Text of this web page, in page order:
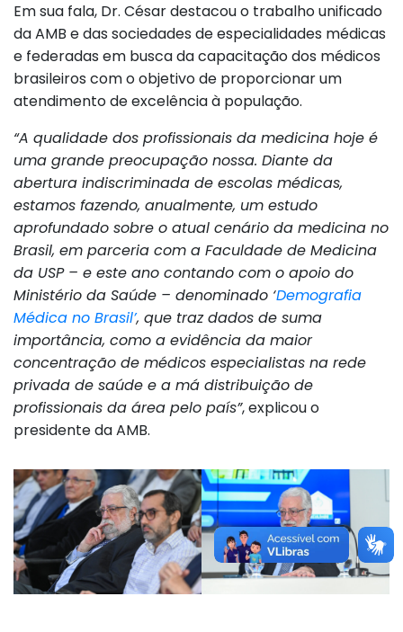
Em sua fala, Dr. César destacou o trabalho unificado
da AMB e das sociedades de especialidades médicas
e federadas em busca da capacitação dos médicos
brasileiros com o objetivo de proporcionar um
atendimento de excelência à população.
“A qualidade dos profissionais da medicina hoje é
uma grande preocupação nossa. Diante da
abertura indiscriminada de escolas médicas,
estamos fazendo, anualmente, um estudo
aprofundado sobre o atual cenário da medicina no
Brasil, em parceria com a Faculdade de Medicina
da USP – e este ano contando com o apoio do
Ministério da Saúde – denominado ‘Demografia
Médica no Brasil’, que traz dados de suma
importância, como a evidência da maior
concentração de médicos especialistas na rede
privada de saúde e a má distribuição de
profissionais da área pelo país”, explicou o
presidente da AMB.